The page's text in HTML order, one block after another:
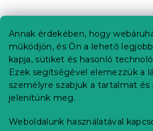
Annak érdekében, hogy
működjön, és Ön a lehető
kapja, sütiket és hasonló
Ezek segítségével elemezzük a
személyre szabjuk a tartalmat
jelenítünk meg.
Weboldalunk használatával
á
Információ az Ön
Rendelés követése
Szállítási lehetőségek
Fizetési lehetőségek
Reklamáció és áruvisszaküldés
Elérhetőség